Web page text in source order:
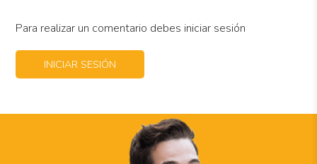
Para realizar un comentario debes iniciar sesión
INICIAR SESIÓN